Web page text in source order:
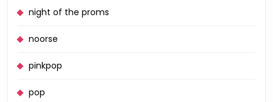
night of the proms
noorse
pinkpop
pop